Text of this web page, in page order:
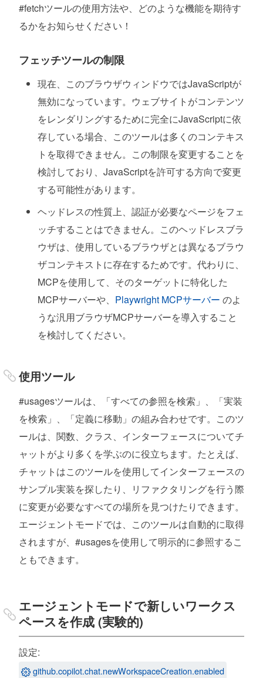
#fetchツールの使用方法や、どのような機能を期待す
るかをお知らせください！
フェッチツールの制限
現在、このブラウザウィンドウではJavaScriptが
無効になっています。ウェブサイトがコンテンツ
をレンダリングするために完全にJavaScriptに依
存している場合、このツールは多くのコンテキス
トを取得できません。この制限を変更することを
検討しており、JavaScriptを許可する方向で変更
する可能性があります。
ヘッドレスの性質上、認証が必要なページをフェ
ッチすることはできません。このヘッドレスブラ
ウザは、使用しているブラウザとは異なるブラウ
ザコンテキストに存在するためです。代わりに、
MCPを使用して、そのターゲットに特化した
MCPサーバーや、 Playwright MCPサーバー のよ
うな汎用ブラウザMCPサーバーを導入すること
を検討してください。
使用ツール
#usagesツールは、「すべての参照を検索」、「実装
を検索」、「定義に移動」の組み合わせです。このツ
ールは、関数、クラス、インターフェースについてチ
ャットがより多くを学ぶのに役立ちます。たとえば、
チャットはこのツールを使用してインターフェースの
サンプル実装を探したり、リファクタリングを行う際
に変更が必要なすべての場所を見つけたりできます。
エージェントモードでは、このツールは自動的に取得
されますが、#usagesを使用して明示的に参照するこ
ともできます。
エージェントモードで新しいワークス
ペースを作成 (実験的)
設定:
github.copilot.chat.newWorkspaceCreation.enabled